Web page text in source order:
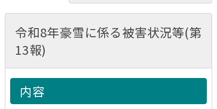
令和8年豪雪に係る被害状況等(第
13報)
内容